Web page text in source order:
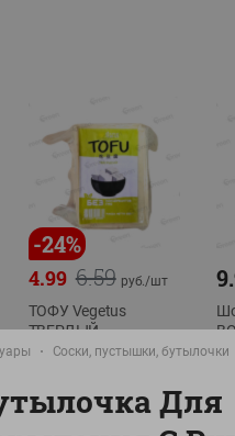
-24%
6.59
4.99 руб./шт
ТОФУ Vegetus
ТВЕРДЫЙ
230гСоски, пустышки, бутылочки
Для